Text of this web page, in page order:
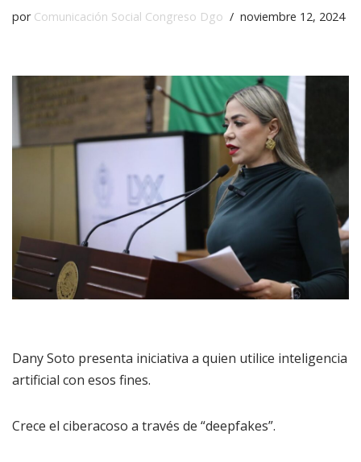
por Comunicación Social Congreso Dgo noviembre 12, 2024
Dany Soto presenta iniciativa a quien utilice inteligencia
artificial con esos fines.
Crece el ciberacoso a través de “deepfakes”.